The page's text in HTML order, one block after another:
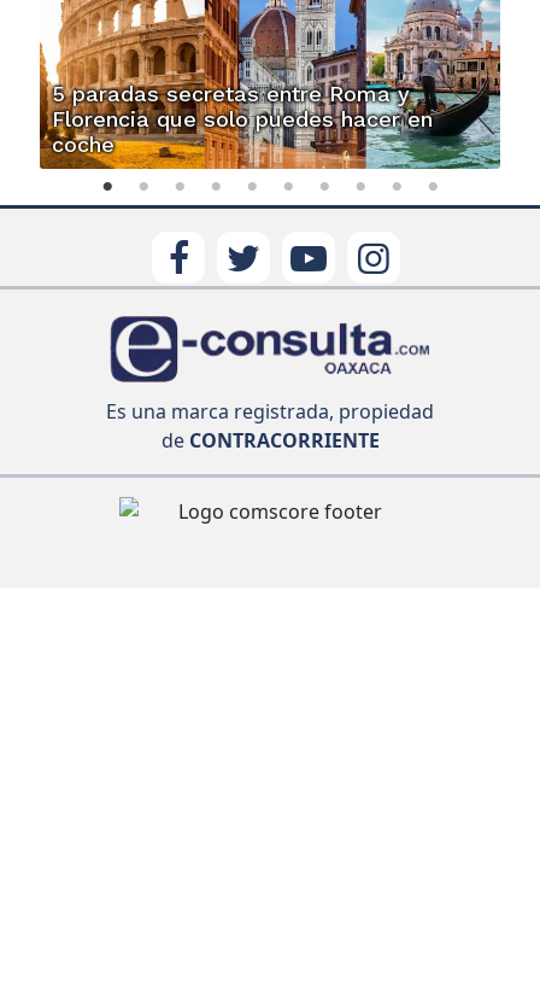
5 paradas secretas entre Roma y
Florencia que solo puedes hacer en
coche
Es una marca registrada, propiedad
deCONTRACORRIENTE